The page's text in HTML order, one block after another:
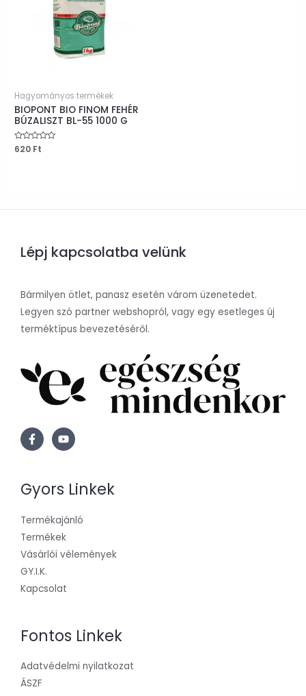
Hagyományos termékek
BIOPONT BIO FINOM FEHÉR
BÚZALISZT BL-55 1000 G
Értékelés:
0
620 Ft
Lépj kapcsolatba velünk
Bármilyen ötlet, panasz esetén várom üzenetedet.
Legyen szó partner webshopról, vagy egy esetleges új
terméktípus bevezetéséről.
Gyors Linkek
Termékajánló
Termékek
Vásárlói vélemények
GY.I.K.
Kapcsolat
Fontos Linkek
Adatvédelmi nyilatkozat
ÁSZF